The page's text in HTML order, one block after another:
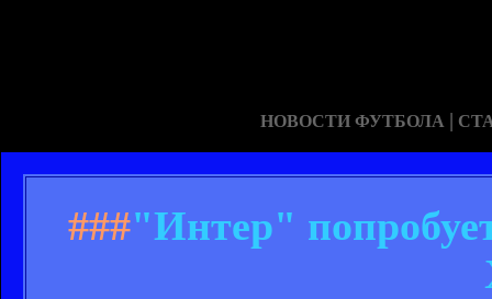
НОВОСТИ ФУТБОЛА |
###"Интер"